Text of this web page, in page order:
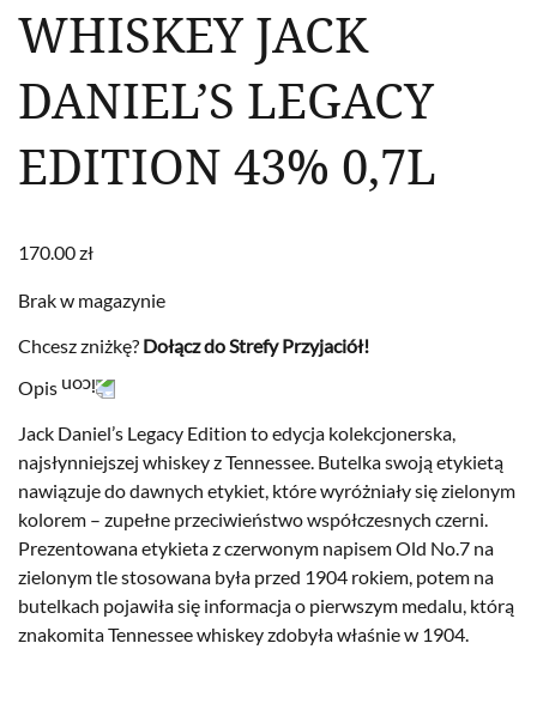
WHISKEY JACK
DANIEL’S LEGACY
EDITION 43% 0,7L
170.00zł
Brak w magazynie
Chcesz zniżkę? Dołącz do Strefy Przyjaciół!
Opis
Jack Daniel’s Legacy Edition to edycja kolekcjonerska,
najsłynniejszej whiskey z Tennessee. Butelka swoją etykietą
nawiązuje do dawnych etykiet, które wyróżniały się zielonym
kolorem – zupełne przeciwieństwo współczesnych czerni.
Prezentowana etykieta z czerwonym napisem Old No.7 na
zielonym tle stosowana była przed 1904 rokiem, potem na
butelkach pojawiła się informacja o pierwszym medalu, którą
znakomita Tennessee whiskey zdobyła właśnie w 1904.